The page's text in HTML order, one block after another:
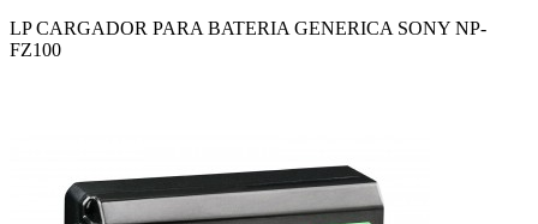
LP CARGADOR PARA BATERIA GENERICA SONY NP-
FZ100